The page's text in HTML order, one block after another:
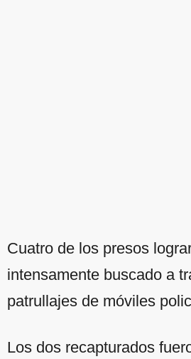
Cuatro de los presos
intensamente buscado a
patrullajes de móviles
Los dos recapturados